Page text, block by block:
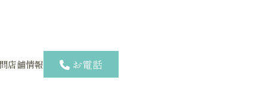
店舗情報 お電話